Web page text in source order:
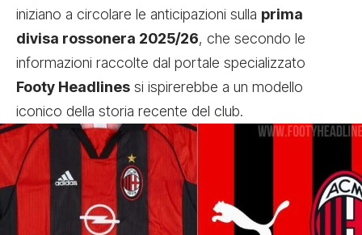
iniziano a circolare le anticipazioni sulla prima
divisa rossonera 2025/26, che secondo le
informazioni raccolte dal portale specializzato
Footy Headlines si ispirerebbe a un modello
iconico della storia recente del club.